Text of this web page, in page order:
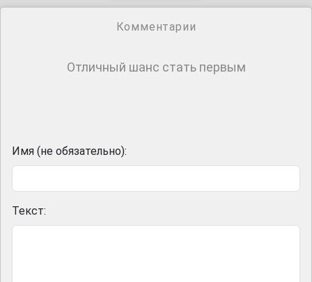
Комментарии
Отличный шанс стать первым
Имя (не обязательно):
Текст: